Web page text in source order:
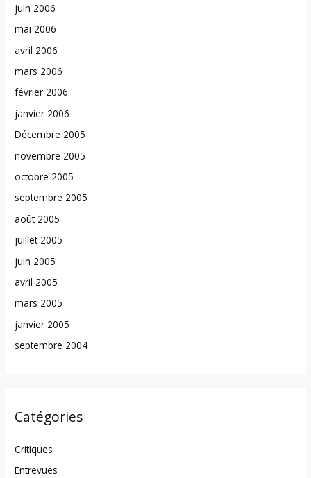
juin 2006
mai 2006
avril 2006
mars 2006
février 2006
janvier 2006
Décembre 2005
novembre 2005
octobre 2005
septembre 2005
août 2005
juillet 2005
juin 2005
avril 2005
mars 2005
janvier 2005
septembre 2004
Catégories
Critiques
Entrevues